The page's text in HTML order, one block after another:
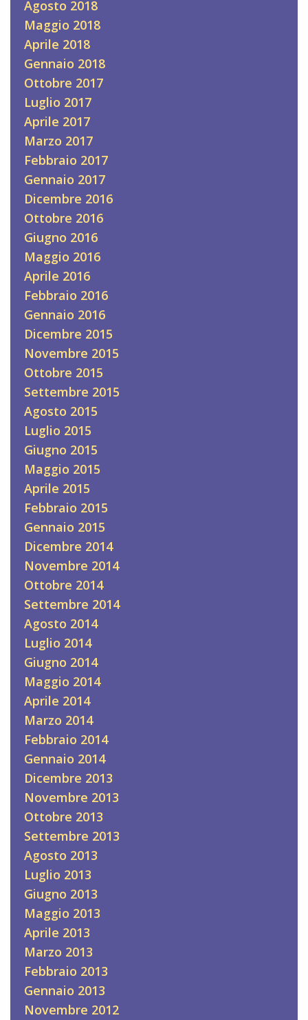
Agosto 2018
Maggio 2018
Aprile 2018
Gennaio 2018
Ottobre 2017
Luglio 2017
Aprile 2017
Marzo 2017
Febbraio 2017
Gennaio 2017
Dicembre 2016
Ottobre 2016
Giugno 2016
Maggio 2016
Aprile 2016
Febbraio 2016
Gennaio 2016
Dicembre 2015
Novembre 2015
Ottobre 2015
Settembre 2015
Agosto 2015
Luglio 2015
Giugno 2015
Maggio 2015
Aprile 2015
Febbraio 2015
Gennaio 2015
Dicembre 2014
Novembre 2014
Ottobre 2014
Settembre 2014
Agosto 2014
Luglio 2014
Giugno 2014
Maggio 2014
Aprile 2014
Marzo 2014
Febbraio 2014
Gennaio 2014
Dicembre 2013
Novembre 2013
Ottobre 2013
Settembre 2013
Agosto 2013
Luglio 2013
Giugno 2013
Maggio 2013
Aprile 2013
Marzo 2013
Febbraio 2013
Gennaio 2013
Novembre 2012